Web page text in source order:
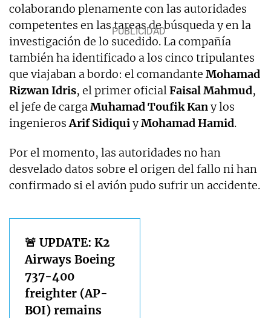
colaborando plenamente con las autoridades
competentes en las tareas de búsqueda y en la
investigación de lo sucedido. La compañía
también ha identificado a los cinco tripulantes
que viajaban a bordo: el comandante Mohamad
Rizwan Idris, el primer oficialFaisal Mahmud,
el jefe de cargaMuhamad Toufik Kany los
ingenierosArif SidiquiyMohamad Hamid.
Por el momento, las autoridades no han
desvelado datos sobre el origen del fallo ni han
confirmado si el avión pudo sufrir un accidente.
🚨 UPDATE: K2
Airways Boeing
737-400
freighter (AP-
BOI) remains